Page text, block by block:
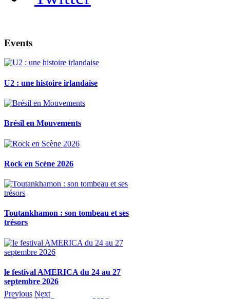
Events
U2 : une histoire irlandaise
Brésil en Mouvements
Rock en Scène 2026
Toutankhamon : son tombeau et ses
trésors
le festival AMERICA du 24 au 27
septembre 2026
Previous Next